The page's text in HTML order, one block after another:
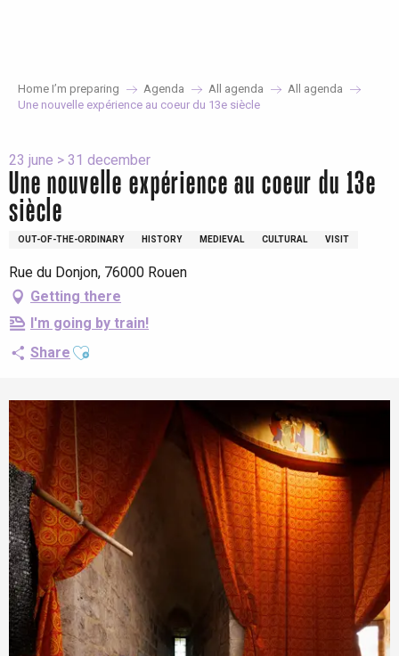
Home I’m preparing Agenda All agenda
All agenda
Une nouvelle expérience au coeur du 13e siècle
23 june > 31 december
Une nouvelle expérience au coeur du 13e
siècle
OUT-OF-THE-ORDINARY HISTORY MEDIEVAL CULTURAL VISIT
Rue du Donjon, 76000 Rouen
Getting there
I'm going by train!
Share Ajouter aux favoris